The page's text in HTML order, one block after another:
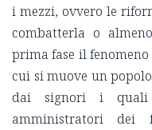
i mezzi, ovvero le
combatterla o
prima fase il
cui si muove un
dai signori i quali
amministratori dei